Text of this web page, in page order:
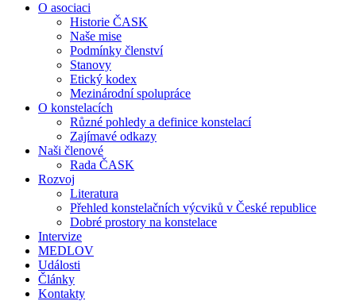
O asociaci
Historie ČASK
Naše mise
Podmínky členství
Stanovy
Etický kodex
Mezinárodní spolupráce
O konstelacích
Různé pohledy a definice konstelací
Zajímavé odkazy
Naši členové
Rada ČASK
Rozvoj
Literatura
Přehled konstelačních výcviků v České republice
Dobré prostory na konstelace
Intervize
MEDLOV
Události
Články
Kontakty